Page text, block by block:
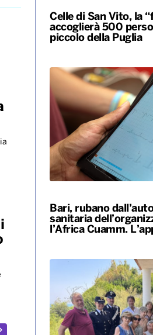
Celle di San Vito, la
accoglierà 500
piccolo della Puglia
Bari, rubano
sanitaria
l’Africa Cuamm.